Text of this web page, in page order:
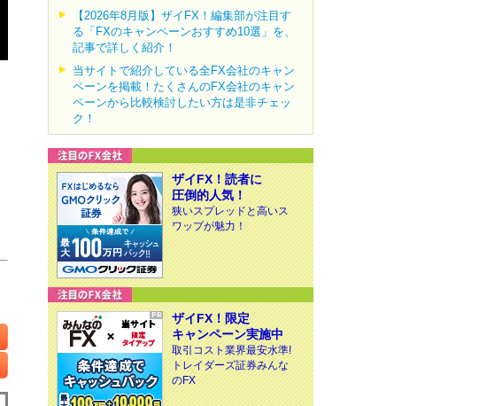
【2026年8月版】ザイFX！編集部が注目す
る「FXのキャンペーンおすすめ10選」を、
記事で詳しく紹介！
当サイトで紹介している全FX会社のキャン
ペーンを掲載！たくさんのFX会社のキャン
ペーンから比較検討したい方は是非チェッ
ク！
ザイFX！読者に
圧倒的人気！
狭いスプレッドと高いス
ワップが魅力！
ザイFX！限定
キャンペーン実施中
取引コスト業界最安水準!
トレイダーズ証券みんな
のFX